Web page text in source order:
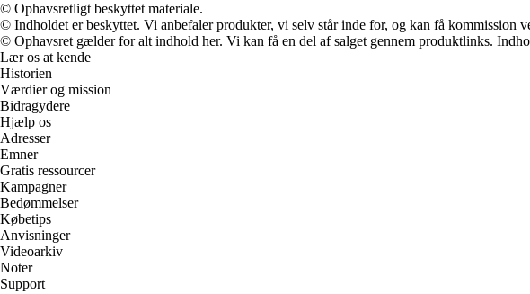
© Ophavsretligt beskyttet materiale.
© Indholdet er beskyttet. Vi anbefaler produkter, vi selv står inde for, og kan få kommission
© Ophavsret gælder for alt indhold her. Vi kan få en del af salget gennem produktlinks.
Lær os at kende
Historien
Værdier og mission
Bidragydere
Hjælp os
Adresser
Emner
Gratis ressourcer
Kampagner
Bedømmelser
Købetips
Anvisninger
Videoarkiv
Noter
Support